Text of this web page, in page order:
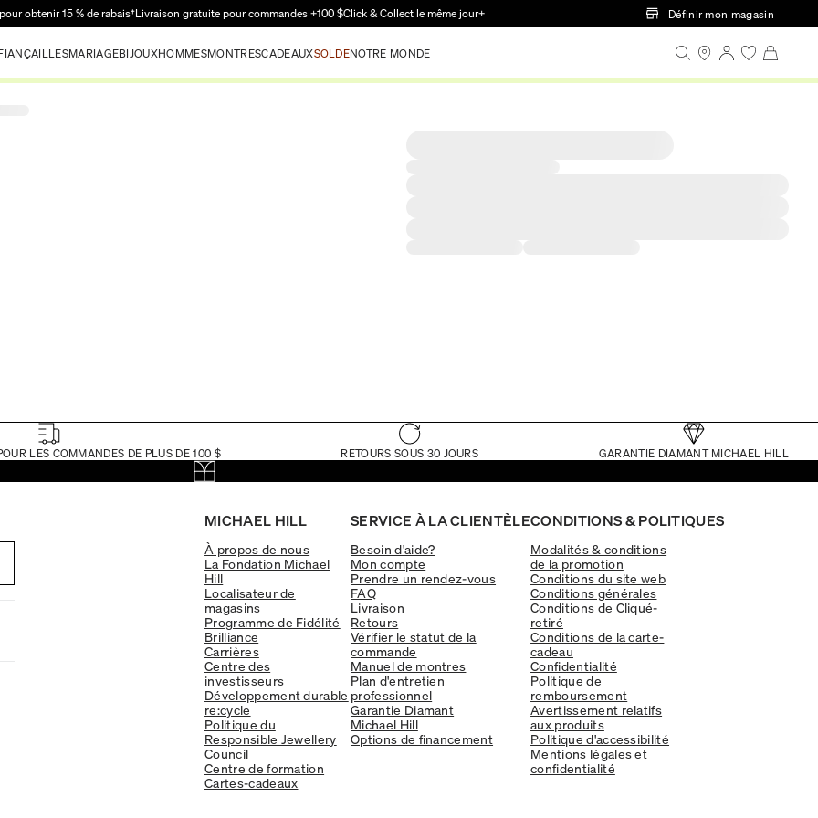
Passer au contenu principal
obtenir 15 % de rabais†Livraison gratuite pour commandes +100 $Click & Collect le même jour+ Définir mon magasin
MARIAGEBIJOUXHOMMESMONTRESCADEAUXSOLDENOTRE MONDE
LES COMMANDES DE PLUS DE 100 $ RETOURS SOUS 30 JOURS GARANTIE DIAMANT MICHAEL HILL
MICHAEL HILL
À propos de nous
La Fondation Michael
Hill
Localisateur de
magasins
Programme de Fidélité
Brilliance
Carrières
Centre des
investisseurs
Développement durable
re:cycle
Politique du
Responsible Jewellery
Council
Centre de formation
Cartes-cadeaux
SERVICE À LA CLIENTÈLE
Besoin d'aide?
Mon compte
Prendre un rendez-vous
FAQ
Livraison
Retours
Vérifier le statut de la
commande
Manuel de montres
Plan d'entretien
professionnel
Garantie Diamant
Michael Hill
Options de financement
CONDITIONS & POLITIQUES
Modalités & conditions
de la promotion
Conditions du site web
Conditions générales
Conditions de Cliqué-
retiré
Conditions de la carte-
cadeau
Confidentialité
Politique de
remboursement
Avertissement relatifs
aux produits
Politique d'accessibilité
Mentions légales et
confidentialité